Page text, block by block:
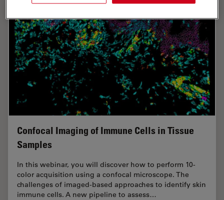
Confocal Imaging of Immune Cells in Tissue
Samples
In this webinar, you will discover how to perform 10-
color acquisition using a confocal microscope. The
challenges of imaged-based approaches to identify skin
immune cells. A new pipeline to assess…